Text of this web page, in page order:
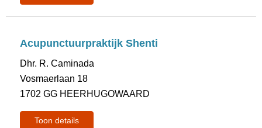
Acupunctuurpraktijk Shenti
Dhr. R. Caminada
Vosmaerlaan 18
1702 GG HEERHUGOWAARD
Toon details